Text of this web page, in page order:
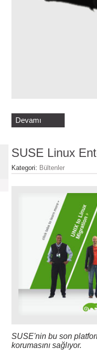
Devamı
SUSE Linux
Kategori: Bültenler
SUSE'nin bu son
korumasını sağlıyor.